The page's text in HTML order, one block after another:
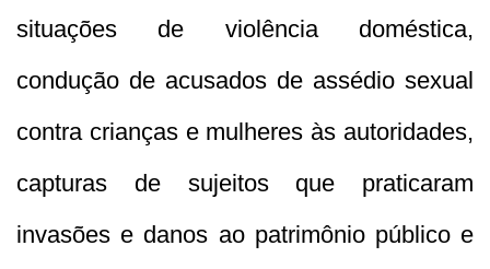
situações de violência doméstica,
condução de acusados de assédio sexual
contra crianças e mulheres às autoridades,
capturas de sujeitos que praticaram
invasões e danos ao patrimônio público e